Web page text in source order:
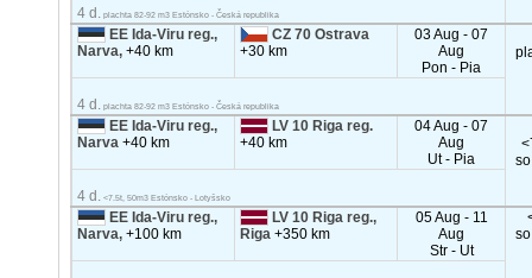
4 d. plachta 82-92 m3 Estónsko - Česká republika
EE Ida-Viru reg.,
Narva,+40 km
CZ 70 Ostrava
+30 km
03 Aug - 07
Aug
Pon - Pia
4 d. plachta 82-92 m3 Estónsko - Česká republika
EE Ida-Viru reg.,
Narva+40 km
LV 10 Riga reg.
+40 km
04 Aug - 07
Aug
Ut - Pia
4 d. <7.5t, 50m3 Estónsko - Lotyšsko
EE Ida-Viru reg.,
Narva,+100 km
LV 10 Riga reg.,
Riga+350 km
05 Aug - 11
Aug
Str - Ut